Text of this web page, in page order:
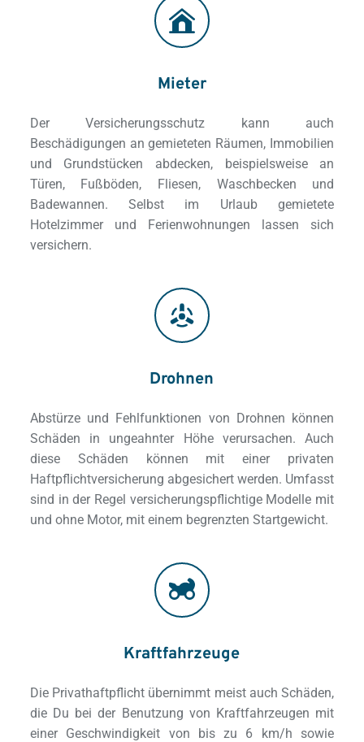
Mieter
Der Versicherungsschutz kann auch
Beschädigungen an gemieteten Räumen, Immobilien
und Grundstücken abdecken, beispielsweise an
Türen, Fußböden, Fliesen, Waschbecken und
Badewannen. Selbst im Urlaub gemietete
Hotelzimmer und Ferienwohnungen lassen sich
versichern.
Drohnen
Abstürze und Fehlfunktionen von Drohnen können
Schäden in ungeahnter Höhe verursachen. Auch
diese Schäden können mit einer privaten
Haftpflichtversicherung abgesichert werden. Umfasst
sind in der Regel versicherungspflichtige Modelle mit
und ohne Motor, mit einem begrenzten Startgewicht.
Kraftfahrzeuge
Die Privathaftpflicht übernimmt meist auch Schäden,
die Du bei der Benutzung von Kraftfahrzeugen mit
einer Geschwindigkeit von bis zu 6 km/h sowie